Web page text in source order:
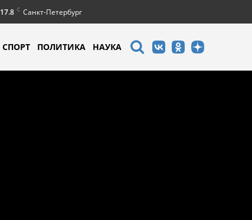
17.8 C Санкт-Петербург
СПОРТ ПОЛИТИКА НАУКА